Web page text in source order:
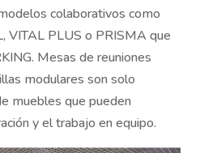
colaborativos como
VITAL PLUS o PRISMA que
Mesas de reuniones
modulares son solo
muebles que pueden
y el trabajo en equipo.